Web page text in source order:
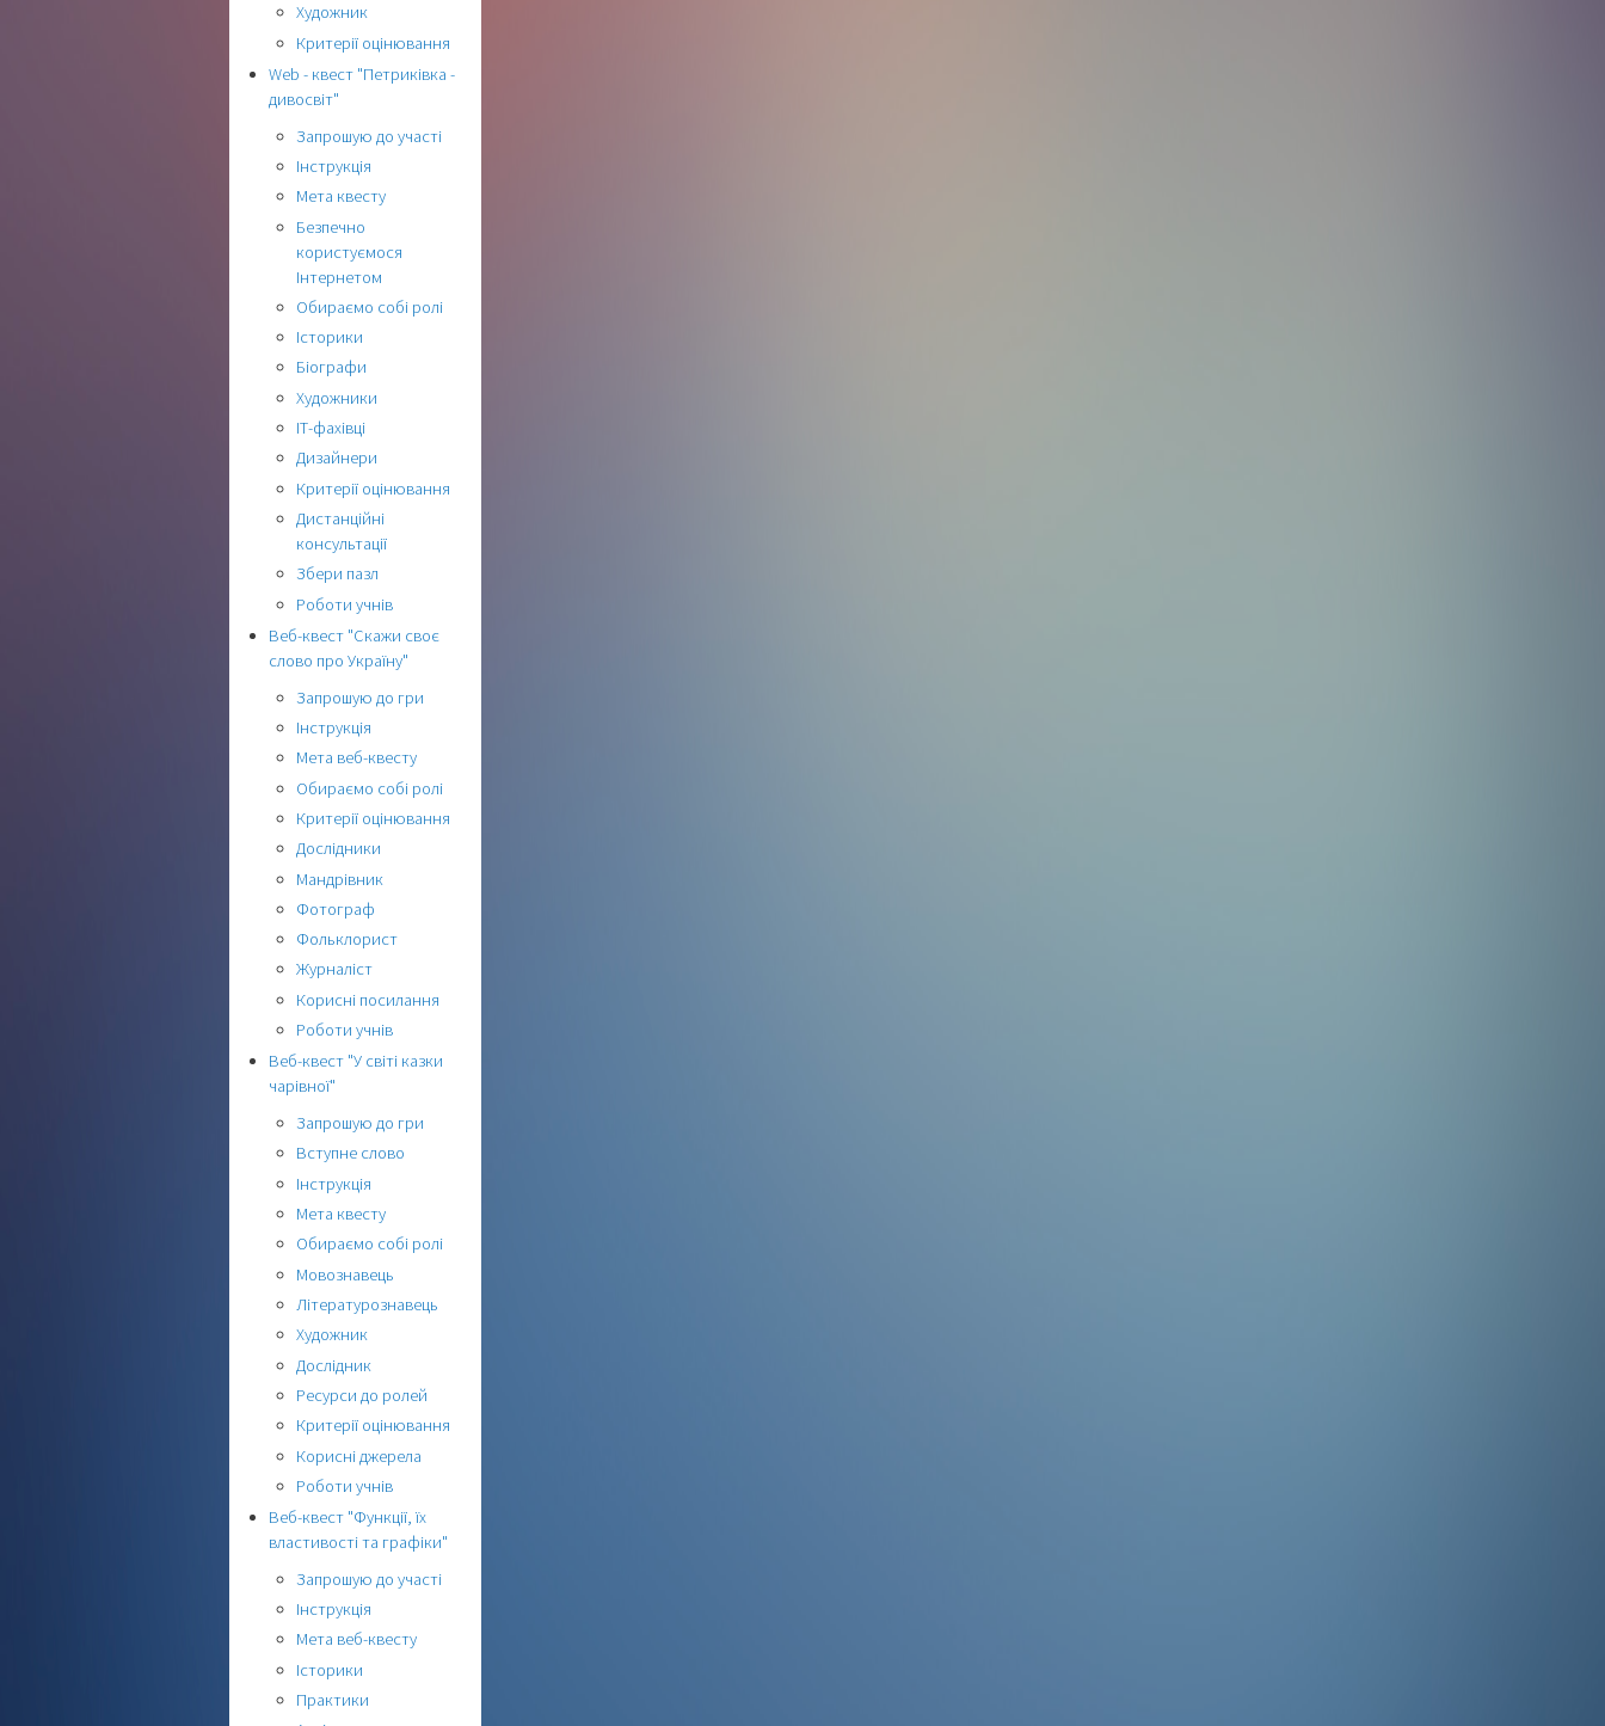
Художник
Критерії оцінювання
Web - квест "Петриківка -
дивосвіт"
Запрошую до участі
Інструкція
Мета квесту
Безпечно
користуємося
Інтернетом
Обираємо собі ролі
Історики
Біографи
Художники
ІТ-фахівці
Дизайнери
Критерії оцінювання
Дистанційні
консультації
Збери пазл
Роботи учнів
Веб-квест "Скажи своє
слово про Україну"
Запрошую до гри
Інструкція
Мета веб-квесту
Обираємо собі ролі
Критерії оцінювання
Дослідники
Мандрівник
Фотограф
Фольклорист
Журналіст
Корисні посилання
Роботи учнів
Веб-квест "У світі казки
чарівної"
Запрошую до гри
Вступне слово
Інструкція
Мета квесту
Обираємо собі ролі
Мовознавець
Літературознавець
Художник
Дослідник
Ресурси до ролей
Критерії оцінювання
Корисні джерела
Роботи учнів
Веб-квест "Функції, їх
властивості та графіки"
Запрошую до участі
Інструкція
Мета веб-квесту
Історики
Практики